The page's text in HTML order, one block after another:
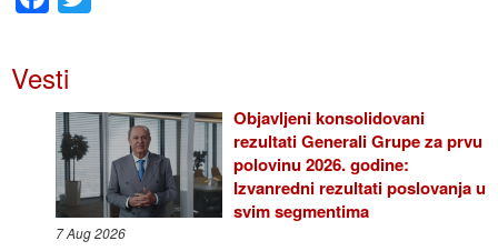
Vesti
Objavljeni konsolidovani
rezultati Generali Grupe za prvu
polovinu 2026. godine:
Izvanredni rezultati poslovanja u
svim segmentima
7 Aug 2026